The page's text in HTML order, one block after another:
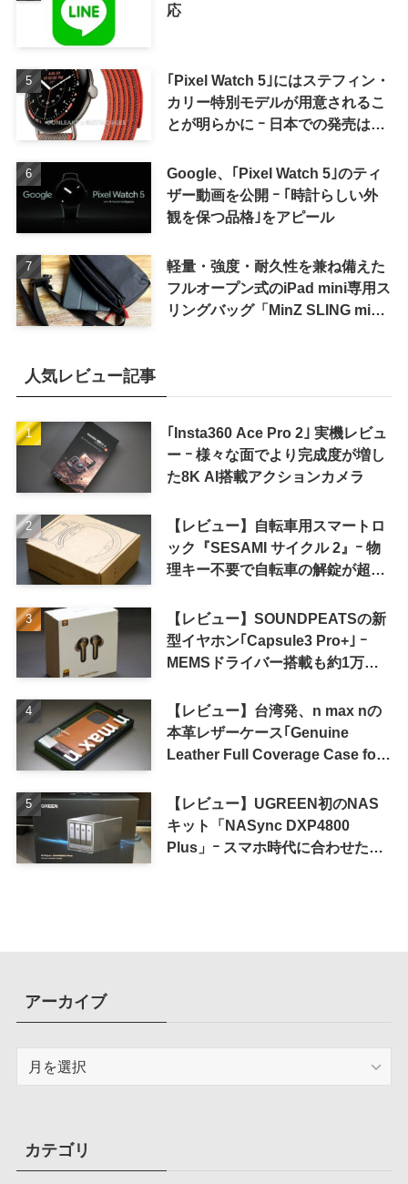
応
｢Pixel Watch 5｣にはステフィン・
カリー特別モデルが用意されるこ
とが明らかに ｰ 日本での発売は期
Google、｢Pixel Watch 5｣のティ
ザー動画を公開 ｰ ｢時計らしい外
観を保つ品格｣をアピール
軽量・強度・耐久性を兼ね備えた
フルオープン式のiPad mini専用ス
リングバッグ「MinZ SLING mini
人気レビュー記事
｢Insta360 Ace Pro 2｣ 実機レビュ
ー ｰ 様々な面でより完成度が増し
た8K AI搭載アクションカメラ
【レビュー】自転車用スマートロ
ック『SESAMI サイクル 2』ｰ 物
理キー不要で自転車の解錠が超簡
【レビュー】SOUNDPEATSの新
型イヤホン｢Capsule3 Pro+｣ ｰ
MEMSドライバー搭載も約1万円
【レビュー】台湾発、n max nの
本革レザーケース｢Genuine
Leather Full Coverage Case for
【レビュー】UGREEN初のNAS
キット「NASync DXP4800
Plus」ｰ スマホ時代に合わせた設
アーカイブ
ブカテゴリ